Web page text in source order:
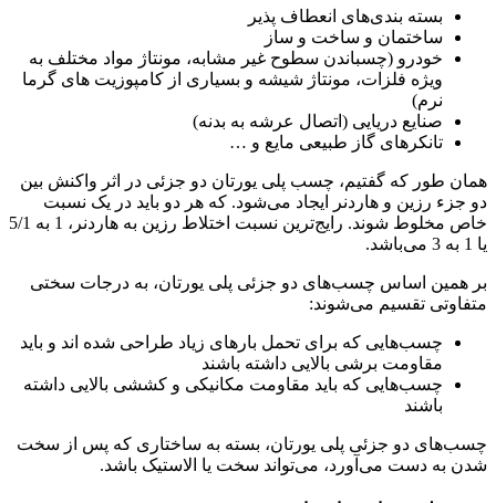
بسته بندی‌های انعطاف پذیر
ساختمان و ساخت و ساز
خودرو (چسباندن سطوح غیر مشابه، مونتاژ مواد مختلف به
ویژه فلزات، مونتاژ شیشه و بسیاری از کامپوزیت های گرما
نرم)
صنایع دریایی (اتصال عرشه به بدنه)
تانکرهای گاز طبیعی مایع و …
همان طور که گفتیم، چسب پلی یورتان دو جزئی در اثر واکنش بین
دو جزء رزین و هاردنر ایجاد می‌شود. که هر دو باید در یک نسبت
خاص مخلوط شوند. رایج‌ترین نسبت اختلاط رزین به هاردنر، 1 به 5/1
یا 1 به 3 می‌باشد.
بر همین اساس چسب‌های دو جزئی پلی یورتان، به درجات سختی
متفاوتی تقسیم می‌شوند:
چسب‌هایی که برای تحمل بارهای زیاد طراحی شده اند و باید
مقاومت برشی بالایی داشته باشند
چسب‌هایی که باید مقاومت مکانیکی و کششی بالایی داشته
باشند
چسب‌های دو جزئی پلی یورتان، بسته به ساختاری که پس از سخت
شدن به دست می‌آورد، می‌تواند سخت یا الاستیک باشد.